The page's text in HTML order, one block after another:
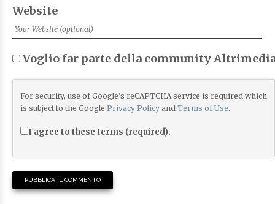
Website
Voglio far parte della community
For security, use of Google's reCAPTCHA service is required which
is subject to the Google Privacy Policy and Terms of Use.
I agree to these terms (required).